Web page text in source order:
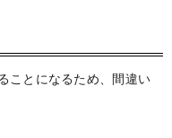
ことになるため、間違い